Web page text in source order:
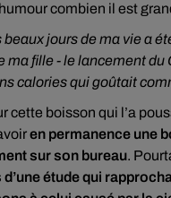
combien il est
beaux jours de ma vie a
ma fille - le lancement du
calories qui goûtait
cette boisson qui l’a
en permanence une
sur son bureau.
d’une étude qui